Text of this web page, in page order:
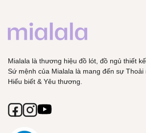
Mialala là thương hiệu đồ lót, đồ ngủ thiết
Sứ mệnh của Mialala là mang đến sự Thoải
Hiểu biết & Yêu thương.